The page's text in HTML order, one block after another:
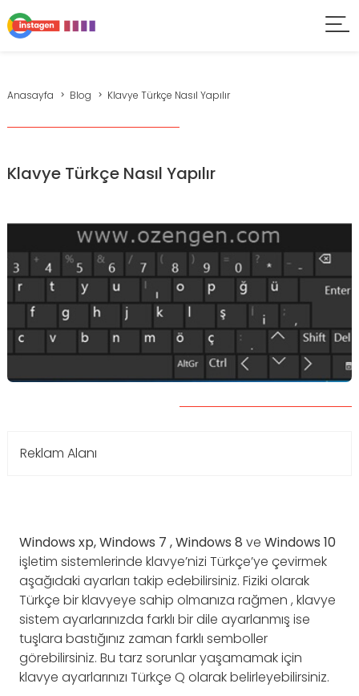
Anasayfa Blog Klavye Türkçe Nasıl Yapılır
Klavye Türkçe Nasıl Yapılır
Reklam Alanı
Windows xp, Windows 7 , Windows 8 ve Windows 10
işletim sistemlerinde klavye’nizi Türkçe’ye çevirmek
aşağıdaki ayarları takip edebilirsiniz. Fiziki olarak
Türkçe bir klavyeye sahip olmanıza rağmen , klavye
sistem ayarlarınızda farklı bir dile ayarlanmış ise
tuşlara bastığınız zaman farklı semboller
görebilirsiniz. Bu tarz sorunlar yaşamamak için
klavye ayarlarınızı Türkçe Q olarak belirleyebilirsiniz.